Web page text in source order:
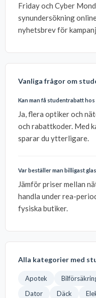
Friday och Cyber
synundersökning
nyhetsbrev för
Vanliga frågor om
Kan man få studentrabatt
Ja, flera optiker och
och rabattkoder. Med
sparar du ytterligare.
Var beställer man billigast
Jämför priser mellan
handla under rea-
fysiska butiker.
Alla kategorier med
Apotek
Dator
Däck